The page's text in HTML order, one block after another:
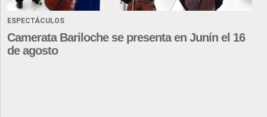
ESPECTÁCULOS
Camerata Bariloche se presenta en Junín el 16
de agosto